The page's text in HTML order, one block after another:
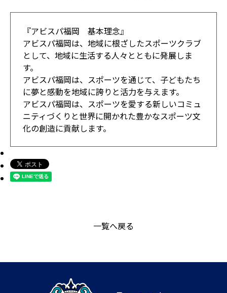
『アビスパ福岡 基本理念』
アビスパ福岡は、地域に根ざしたスポーツクラブ
として、地域に生活する人々とともに発展しま
す。
アビスパ福岡は、スポーツを通じて、子どもたち
に夢と感動を地域に誇りと活力を与えます。
アビスパ福岡は、スポーツを愛する新しいコミュ
ニティづくりと世界に開かれた豊かなスポーツ文
化の創造に貢献します。
一覧へ戻る